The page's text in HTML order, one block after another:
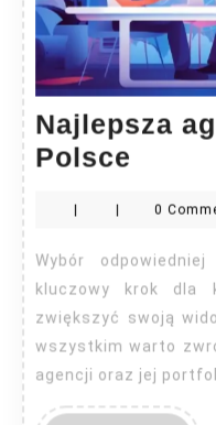
Najlepsza
Polsce
SEO
w
0
Wybór odpowiedniej agencji SEO w Polsce to
kluczowy krok dla
zwiększyć swoją
wszystkim warto
agencji oraz jej